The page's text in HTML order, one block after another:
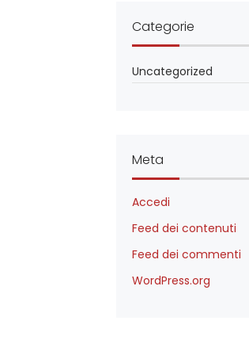
Categorie
Uncategorized
Meta
Accedi
Feed dei contenuti
Feed dei commenti
WordPress.org